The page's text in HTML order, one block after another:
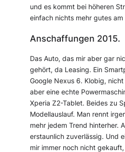
und es kommt bei höheren
einfach nichts mehr gutes am
Anschaffungen 2015.
Das Auto, das mir aber gar
gehört, da Leasing. Ein
Google Nexus 6. Klobig,
aber eine echte
Xperia Z2-Tablet. Beides zu
Modellauslauf. Man rennt
mehr jedem Trend hinterher.
erstaunlich zuverlässig. Und
mir immer noch nicht